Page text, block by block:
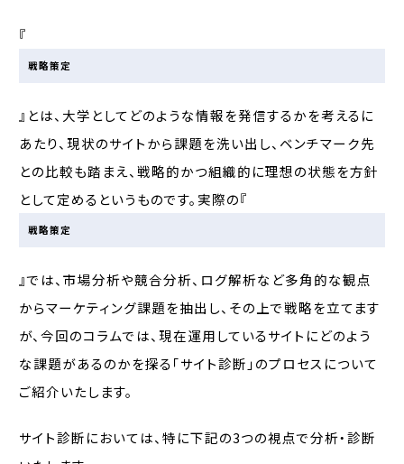
『
戦略策定
』とは、大学としてどのような情報を発信するかを考えるに
あたり、現状のサイトから課題を洗い出し、ベンチマーク先
との比較も踏まえ、戦略的かつ組織的に理想の状態を方針
として定めるというものです。実際の『
戦略策定
』では、市場分析や競合分析、ログ解析など多角的な観点
からマーケティング課題を抽出し、その上で戦略を立てます
が、今回のコラムでは、現在運用しているサイトにどのよう
な課題があるのかを探る「サイト診断」のプロセスについて
ご紹介いたします。
サイト診断においては、特に下記の3つの視点で分析・診断